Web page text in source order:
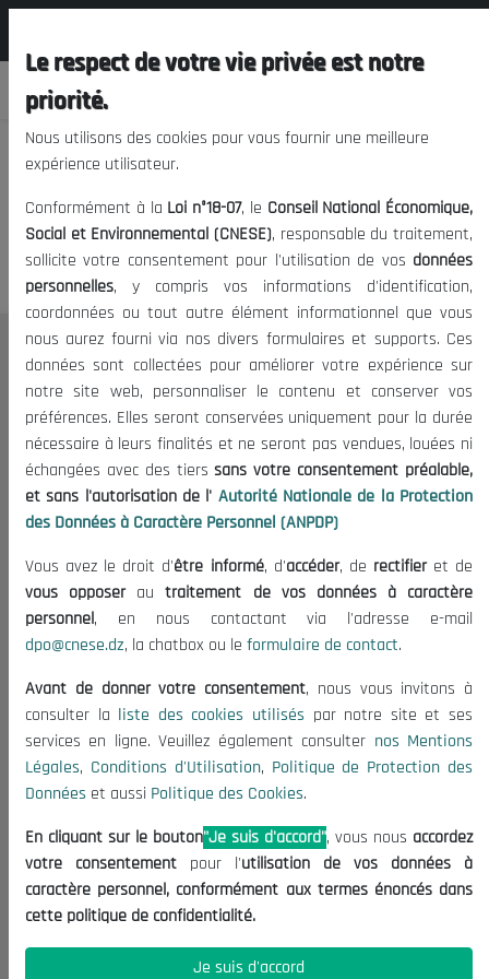
We apologize, but you cannot
access this content.
THE NESEC
About
The President
Organisation
Publications
Calls for Tenders and Consultations
Legal Notices
Terms of Use
Data Protection Policy
Cookie Policy
Contact US
(+213) 021 98 01 00|01|02
contact@cnese.dz
Suggestions or Initiatives?
Newsletter
Inscrivez-vous, soyez le premier à découvrir nos
Le respect de votre vie privée est notre
priorité.
Nous utilisons des cookies pour vous fournir une meilleure
expérience utilisateur.
Conformément à la Loi n°18-07, le Conseil National Économique,
Social et Environnemental (CNESE), responsable du traitement,
sollicite votre consentement pour l'utilisation de vos données
personnelles, y compris vos informations d'identification,
coordonnées ou tout autre élément informationnel que vous
nous aurez fourni via nos divers formulaires et supports. Ces
données sont collectées pour améliorer votre expérience sur
notre site web, personnaliser le contenu et conserver vos
préférences. Elles seront conservées uniquement pour la durée
nécessaire à leurs finalités et ne seront pas vendues, louées ni
échangées avec des tierssans votre consentement préalable,
et sans l'autorisation de l' Autorité Nationale de la Protection
des Données à Caractère Personnel (ANPDP)
Vous avez le droit d'être informé, d'accéder, de rectifieret de
vous opposerautraitement de vos données à caractère
personnel, en nous contactant via l'adresse e-mail
dpo@cnese.dz, la chatbox ou le formulaire de contact.
Avant de donner votre consentement, nous vous invitons à
consulter la liste des cookies utilisés par notre site et ses
services en ligne. Veuillez également consulter nos Mentions
Légales, Conditions d'Utilisation, Politique de Protection des
Données et aussi Politique des Cookies.
En cliquant sur le bouton"Je suis d'accord", vous nous accordez
votre consentement pour l'utilisation de vos données à
caractère personnel, conformément aux termes énoncés dans
cette politique de confidentialité.
Je suis d'accord